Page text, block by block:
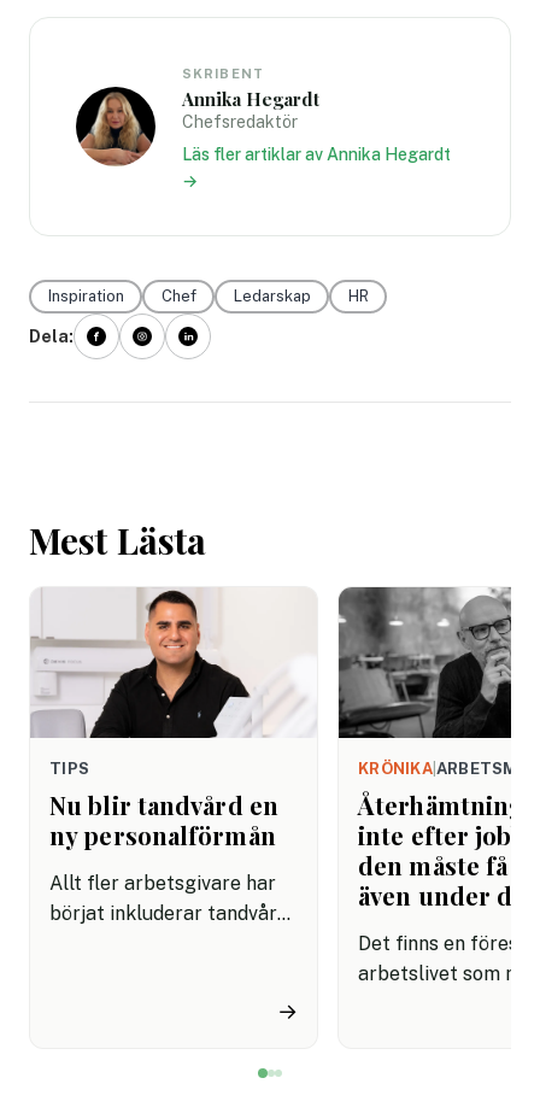
SKRIBENT
Annika Hegardt
Chefsredaktör
Läs fler artiklar av Annika Hegardt
→
Inspiration Chef Ledarskap HR
Dela:
Mest Lästa
TIPS
Nu blir tandvård en
ny personalförmån
Allt fler arbetsgivare har
börjat inkluderar tandvård i
miljon svenskar uppger att
→
KRÖNIKA|
Återhämtning
inte efter
den måste få
även under
Det finns en
arbetslivet som